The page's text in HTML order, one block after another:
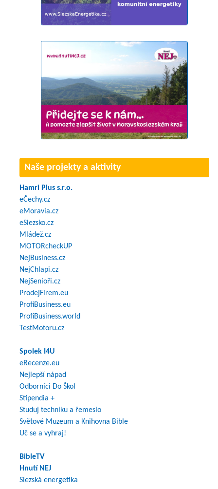
Naše projekty a aktivity
Hamri Plus s.r.o.
eČechy.cz
eMoravia.cz
eSlezsko.cz
Mládež.cz
MOTORcheckUP
NejBusiness.cz
NejChlapi.cz
NejSenioři.cz
ProdejFirem.eu
ProfiBusiness.eu
ProfiBusiness.world
TestMotoru.cz
Spolek I4U
eRecenze.eu
Nejlepší nápad
Odborníci Do Škol
Stipendia +
Studuj techniku a řemeslo
Světové Muzeum a Knihovna Bible
Uč se a vyhraj!
BibleTV
Hnutí NEJ
Slezská energetika